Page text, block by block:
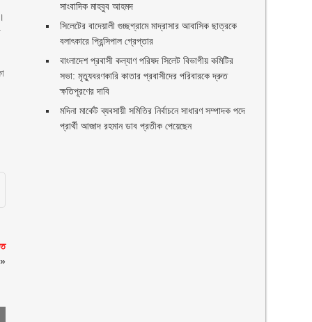
সাংবাদিক মাহবুব আহমদ
সিলেটের বাদেয়ালী গুচ্ছগ্রামে মাদ্রাসার আবাসিক ছাত্রকে
বলাৎকারে প্রিন্সিপাল গ্রেপ্তার ‎
বাংলাদেশ প্রবাসী কল্যাণ পরিষদ সিলেট বিভাগীয় কমিটির
সভা: মৃত্যুবরণকারি কাতার প্রবাসীদের পরিবারকে দ্রুত
ক্ষতিপূরণের দাবি
মদিনা মার্কেট ব্যবসায়ী সমিতির নির্বাচনে সাধারণ সম্পাদক পদে
প্রার্থী আজাদ রহমান ডাব প্রতীক পেয়েছেন ‎